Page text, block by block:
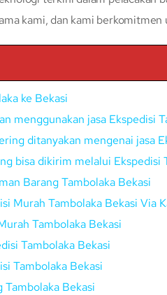
kami, dan kami
ke Bekasi
menggunakan jasa Ekspedisi
ditanyakan mengenai jasa
bisa dikirim melalui Ekspedisi
Barang Tambolaka Bekasi
Murah Tambolaka Bekasi Via
Tambolaka Bekasi
Tambolaka Bekasi
Tambolaka Bekasi
Tambolaka Bekasi